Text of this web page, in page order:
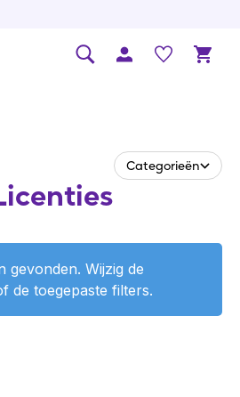
Categorieën
gevonden. Wijzig de
de toegepaste filters.